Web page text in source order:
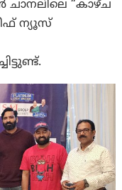
“കാഴ്ച
ന്യൂസ്